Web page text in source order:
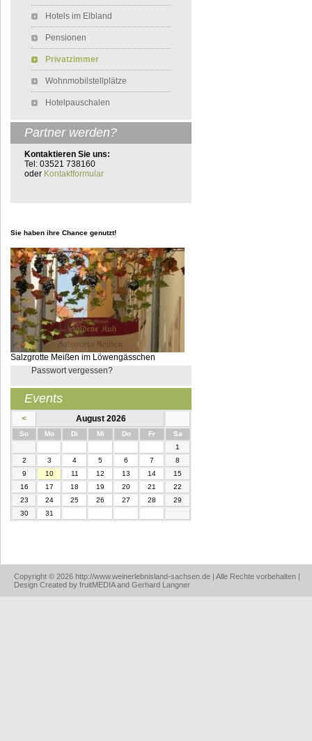
Hotels im Elbland
Pensionen
Privatzimmer
Wohnmobilstellplätze
Hotelpauschalen
Partner werden?
Kontaktieren Sie uns:
Tel: 03521 738160
oder Kontaktformular
Sie haben ihre Chance genutzt!
Salzgrotte Meißen im Löwengässchen
Passwort vergessen?
Events
< August 2026
SonntagMontag Di enstagMittwochDonnerstag
Freitag Samstag
1
2
3 4 5 6 7
8
9
10 11 12 13 14
15
16
17 18 19 20 21
22
23
24 25 26 27 28
29
30
31
Copyright © 2026 http://www.weinerlebnisland-sachsen.de | Alle Rechte vorbehalten |
Design Created by fruitMEDIA and Gerhard Langner